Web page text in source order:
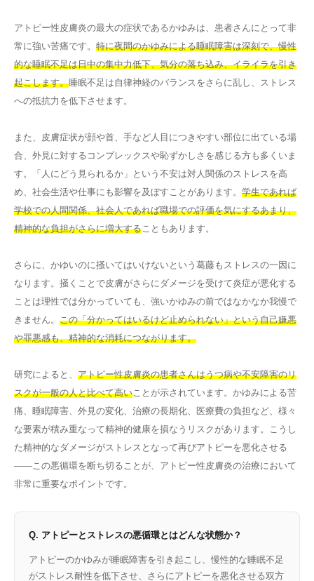
アトピー性皮膚炎の最大の症状であるかゆみは、患者さんにとって非
常に強い苦痛です。 特に夜間のかゆみによる睡眠障害は深刻で、慢性
的な睡眠不足は日中の集中力低下、気分の落ち込み、イライラを引き
起こします。睡眠不足は自律神経のバランスをさらに乱し、ストレス
への抵抗力を低下させます。
また、皮膚症状が顔や首、手など人目につきやすい部位に出ている場
合、外見に対するコンプレックスや恥ずかしさを感じる方も多くいま
す。「人にどう見られるか」という不安は対人関係のストレスを高
め、社会生活や仕事にも影響を及ぼすことがあります。 学生であれば
学校での人間関係、社会人であれば職場での評価を気にするあまり、
精神的な負担がさらに増大する こともあります。
さらに、かゆいのに掻いてはいけないという葛藤もストレスの一因に
なります。掻くことで皮膚がさらにダメージを受けて炎症が悪化する
ことは理性では分かっていても、強いかゆみの前ではなかなか我慢で
きません。 この「分かってはいるけど止められない」という自己嫌悪
や罪悪感も、精神的な消耗につながります。
研究によると、 アトピー性皮膚炎の患者さんはうつ病や不安障害のリ
スクが一般の人と比べて高い ことが示されています。かゆみによる苦
痛、睡眠障害、外見の変化、治療の長期化、医療費の負担など、様々
な要素が積み重なって精神的健康を損なうリスクがあります。こうし
た精神的なダメージがストレスとなって再びアトピーを悪化させる
——この悪循環を断ち切ることが、アトピー性皮膚炎の治療において
非常に重要なポイントです。
Q. アトピーとストレスの悪循環とはどんな状態か？
アトピーのかゆみが睡眠障害を引き起こし、慢性的な睡眠不足
がストレス耐性を低下させ、さらにアトピーを悪化させる双方